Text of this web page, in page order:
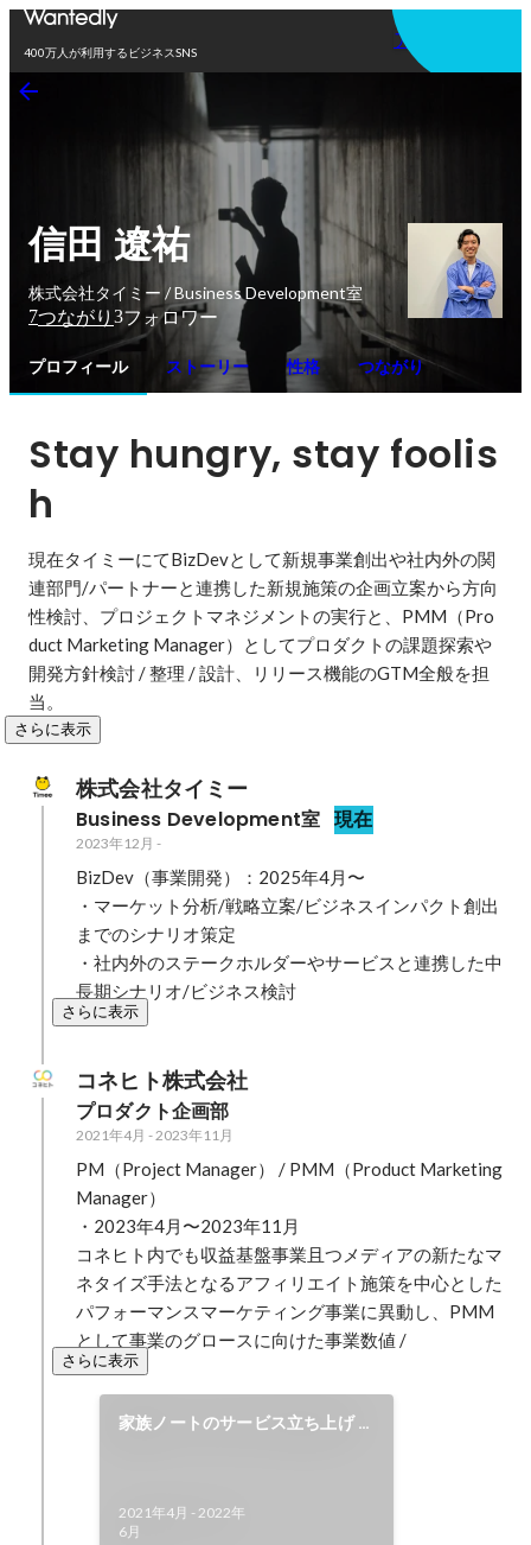
400万人が利用するビジネスSNS
アプリを使う
信田 遼祐
株式会社タイミー / Business Development室
7つながり 3フォロワー
プロフィール ストーリー 性格 つながり
Stay hungry, stay foolis
h
現在タイミーにてBizDevとして新規事業創出や社内外の関
連部門/パートナーと連携した新規施策の企画立案から方向
性検討、プロジェクトマネジメントの実行と、PMM（Pro
duct Marketing Manager）としてプロダクトの課題探索や
開発方針検討 / 整理 / 設計、リリース機能のGTM全般を担
当。
さらに表示
株式会社タイミー
Business Development室 現在
2023年12月 -
BizDev（事業開発）：2025年4月〜
・マーケット分析/戦略立案/ビジネスインパクト創出
までのシナリオ策定
・社内外のステークホルダーやサービスと連携した中
長期シナリオ/ビジネス検討
さらに表示
コネヒト株式会社
プロダクト企画部
2021年4月 -2023年11月
PM（Project Manager） / PMM（Product Marketing
Manager）
・2023年4月〜2023年11月
コネヒト内でも収益基盤事業且つメディアの新たなマ
ネタイズ手法となるアフィリエイト施策を中心とした
パフォーマンスマーケティング事業に異動し、PMM
として事業のグロースに向けた事業数値 /
さらに表示
家族ノートのサービス立ち上げ /
2021年4月 -2022年
6月